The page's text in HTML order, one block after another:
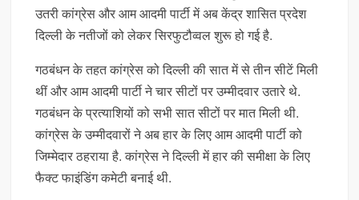
उतरी कांग्रेस और आम आदमी पार्टी में अब केंद्र शासित प्रदेश
दिल्ली के नतीजों को लेकर सिरफुटौव्वल शुरू हो गई है.
गठबंधन के तहत कांग्रेस को दिल्ली की सात में से तीन सीटें मिली
थीं और आम आदमी पार्टी ने चार सीटों पर उम्मीदवार उतारे थे.
गठबंधन के प्रत्याशियों को सभी सात सीटों पर मात मिली थी.
कांग्रेस के उम्मीदवारों ने अब हार के लिए आम आदमी पार्टी को
जिम्मेदार ठहराया है. कांग्रेस ने दिल्ली में हार की समीक्षा के लिए
फैक्ट फाइंडिंग कमेटी बनाई थी.